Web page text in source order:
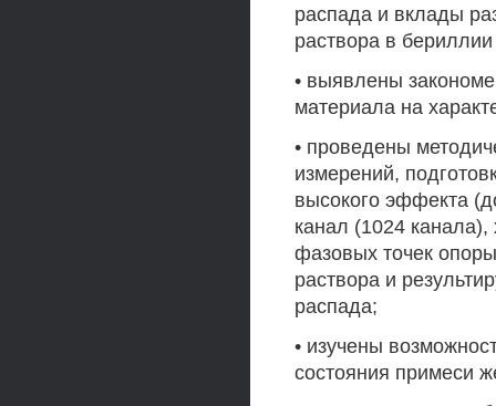
распада и вклады
раствора в
• выявлены
материала на
• проведены
измерений,
высокого эффекта
канал (1024 канала),
фазовых точек
раствора и
распада;
• изучены
состояния примеси